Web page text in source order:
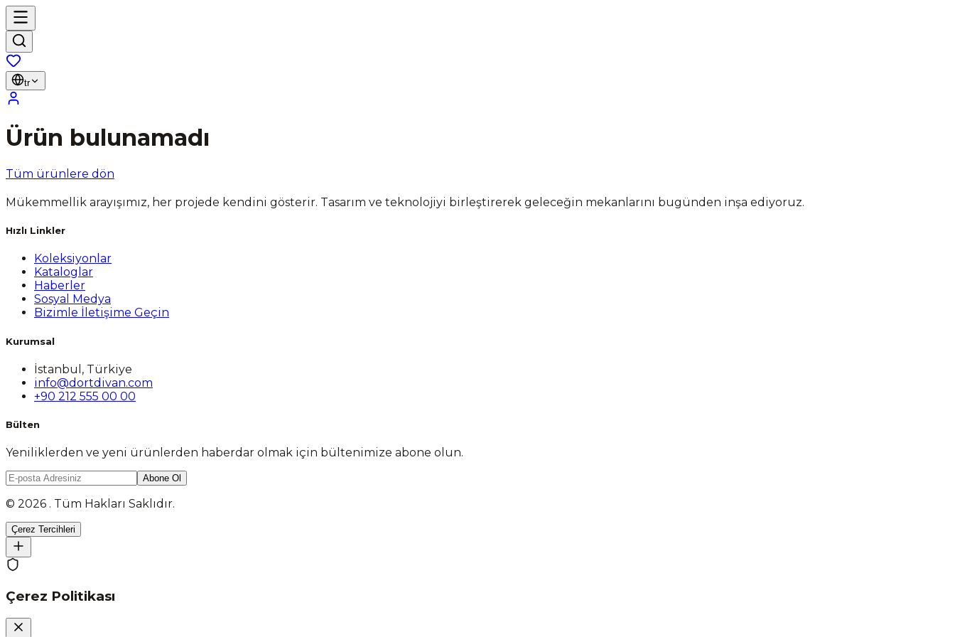
tr
Ürün bulunamadı
Tüm ürünlere dön
Mükemmellik arayışımız, her projede kendini gösterir. Tasarım ve teknolojiyi birleştirerek geleceğin mekanlarını bugünden inşa ediyoruz.
Hızlı Linkler
Koleksiyonlar
Kataloglar
Haberler
Sosyal Medya
Bizimle İletişime Geçin
Kurumsal
İstanbul, Türkiye
info@dortdivan.com
+90 212 555 00 00
Bülten
Yeniliklerden ve yeni ürünlerden haberdar olmak için bültenimize abone olun.
Abone Ol
© 2026 . Tüm Hakları Saklıdır.
Çerez Tercihleri
Çerez Politikası